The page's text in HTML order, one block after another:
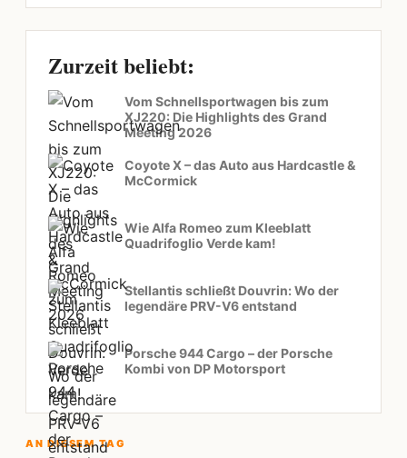
Zurzeit beliebt:
Vom Schnellsportwagen bis zum
XJ220: Die Highlights des Grand
Meeting 2026
Coyote X – das Auto aus Hardcastle &
McCormick
Wie Alfa Romeo zum Kleeblatt
Quadrifoglio Verde kam!
Stellantis schließt Douvrin: Wo der
legendäre PRV-V6 entstand
Porsche 944 Cargo – der Porsche
Kombi von DP Motorsport
AN DIESEM TAG